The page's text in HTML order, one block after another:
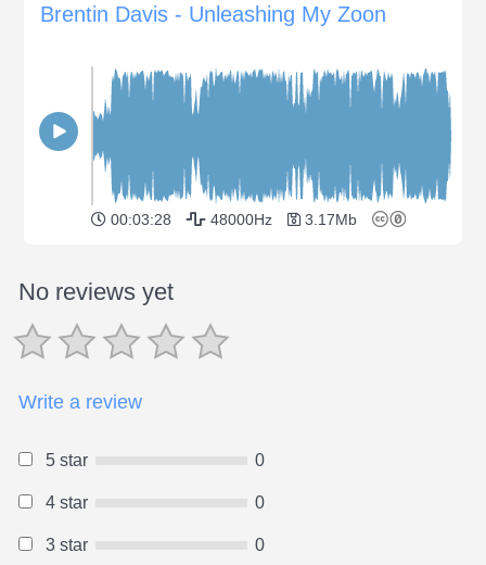
Brentin Davis - Unleashing My Zoon
00:03:28 48000Hz 3.17Mb
No reviews yet
Write a review
5 star 0
4 star 0
3 star 0